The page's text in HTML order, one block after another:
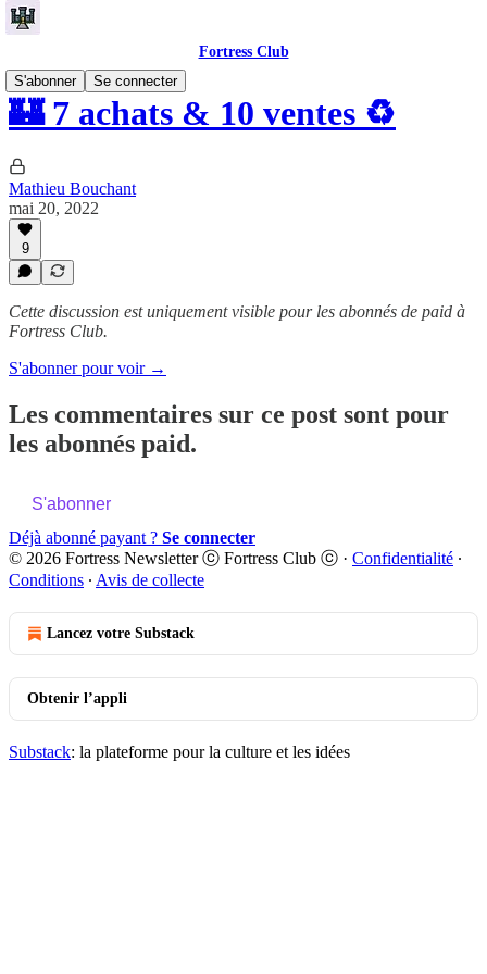
Fortress Club
S'abonner
Se connecter
🏰 7 achats & 10 ventes ♻️
Mathieu Bouchant
mai 20, 2022
9
Cette discussion est uniquement visible pour les abonnés de paid à
Fortress Club.
S'abonner pour voir →
Les commentaires sur ce post sont pour
les abonnés paid.
S'abonner
Déjà abonné payant ? Se connecter
© 2026 Fortress Newsletter ⓒ Fortress Club ⓒ · Confidentialité ∙
Conditions ∙ Avis de collecte
Lancez votre Substack
Obtenir l’appli
Substack: la plateforme pour la culture et les idées